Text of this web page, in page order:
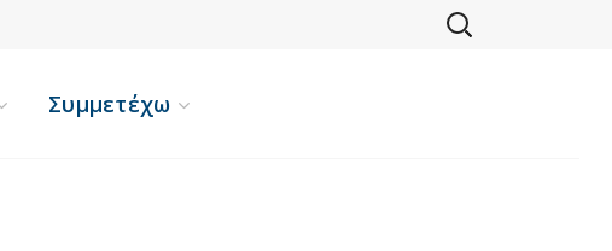
Συμμετέχω